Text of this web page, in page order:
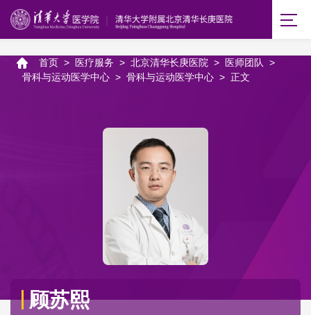
首页 > 医疗服务 > 北京清华长庚医院 > 医师团队
>
骨科与运动医学中心 > 骨科与运动医学中心 > 正文
顾苏熙